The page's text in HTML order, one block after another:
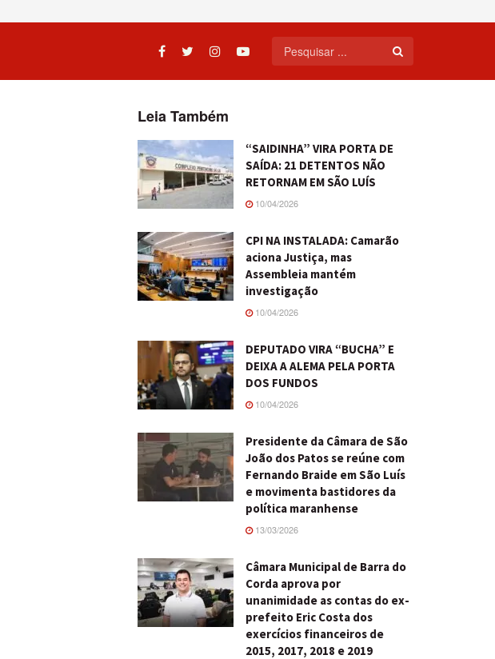
Leia Também
“SAIDINHA” VIRA PORTA DE
SAÍDA: 21 DETENTOS NÃO
RETORNAM EM SÃO LUÍS
10/04/2026
CPI NA INSTALADA: Camarão
aciona Justiça, mas
Assembleia mantém
investigação
10/04/2026
DEPUTADO VIRA “BUCHA” E
DEIXA A ALEMA PELA PORTA
DOS FUNDOS
10/04/2026
Presidente da Câmara de São
João dos Patos se reúne com
Fernando Braide em São Luís
e movimenta bastidores da
política maranhense
13/03/2026
Câmara Municipal de Barra do
Corda aprova por
unanimidade as contas do ex-
prefeito Eric Costa dos
exercícios financeiros de
2015, 2017, 2018 e 2019